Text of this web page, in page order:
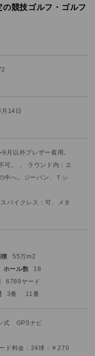
競技ゴルフ・ゴルフ
14日
月以外ブレザー着用。
可。 、 ラウンド内：エ
中へ。ジーパン、Ｔシ
パイクレス：可、メタ
55万m2
ホール数
18
6789ヤード
3番 11番
式 GPSナビ
ド 料金：24球：￥270